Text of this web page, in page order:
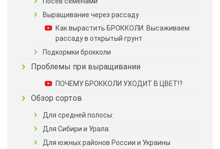
Выращивание через рассаду
Как вырастить БРОККОЛИ. Высаживаем
рассаду в открытый грунт
Подкормки брокколи
Проблемы при выращивании
ПОЧЕМУ БРОККОЛИ УХОДИТ В ЦВЕТ!?
Обзор сортов
Для средней полосы:
Для Сибири и Урала:
Для южных районов России и Украины